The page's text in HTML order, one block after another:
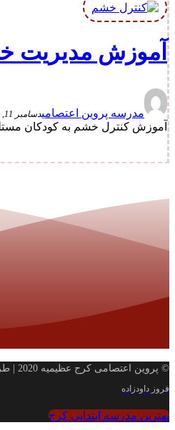
آموزش مدیریت
مدرسه پروین اعتصامیدسامبر 11, 2023
آموزش کنترل خشم به کودکان
© پروین اعتصامی کرج عظیمیه 2020 | طراحی توسط:
فروز داودزاده
بهترین مدرسه ابتدایی کرج